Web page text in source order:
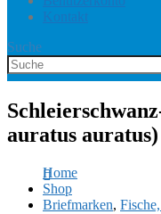
Kontakt
Suche
auratus auratus)
Home
Shop
Briefmarken,